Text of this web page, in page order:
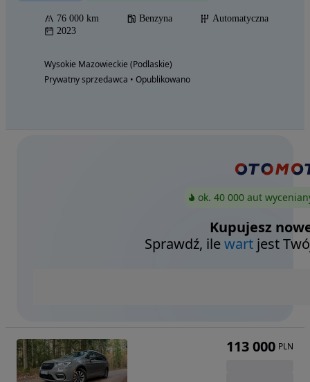
76 000 km Benzyna
Automatyczna
2023
Wysokie Mazowieckie (Podlaskie)
Prywatny sprzedawca • Opublikowano
ok. 40 000 aut
Kupujesz
Sprawdź, ilewart jest
113 000 PLN